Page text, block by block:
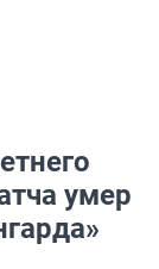
умер